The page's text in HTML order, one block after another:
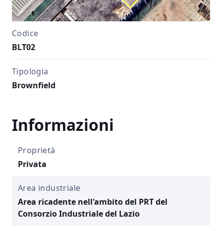
Codice
BLT02
Tipologia
Brownfield
Informazioni
Proprietà
Privata
Area industriale
Area ricadente nell'ambito del PRT del
Consorzio Industriale del Lazio